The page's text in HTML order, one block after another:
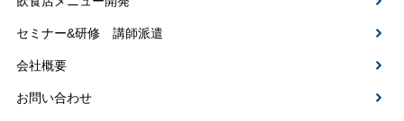
セミナー&研修 講師派遣
会社概要
お問い合わせ